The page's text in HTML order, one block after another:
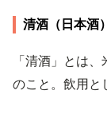
清酒（日本酒
「清酒」とは
のこと。飲用と